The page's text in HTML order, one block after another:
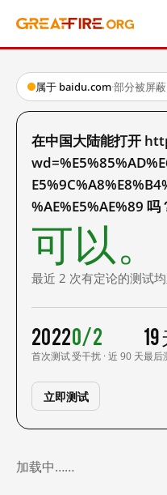
属于 baidu.com·部分被屏蔽
在中国大陆能打开
%AE%E5%AE%89 吗
可以。
最近 2 次有定论的测试均
2022
首次测试
0/2
受干扰 · 近 90 天
19
最后
立即测试
加载中……